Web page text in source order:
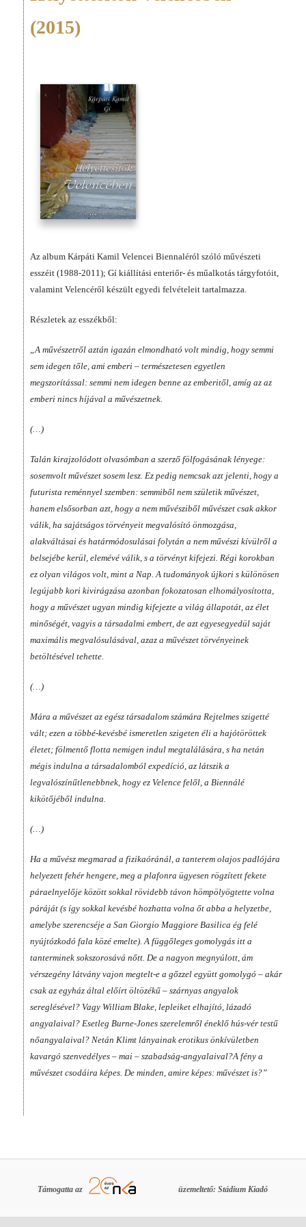
(2015)
Az album Kárpáti Kamil Velencei Biennaléról szóló művészeti
esszéit (1988-2011); Gí kiállítási enteriőr- és műalkotás tárgyfotóit,
valamint Velencéről készült egyedi felvételeit tartalmazza.
Részletek az esszékből:
„A művészetről aztán igazán elmondható volt mindig, hogy semmi
sem idegen tőle, ami emberi – természetesen egyetlen
megszorítással: semmi nem idegen benne az emberitől, amíg az az
emberi nincs híjával a művészetnek.
(…)
Talán kirajzolódott olvasómban a szerző fölfogásának lényege:
sosemvolt művészet sosem lesz. Ez pedig nemcsak azt jelenti, hogy a
futurista reménnyel szemben: semmiből nem születik művészet,
hanem elsősorban azt, hogy a nem művésziből művészet csak akkor
válik, ha sajátságos törvényeit megvalósító önmozgása,
alakváltásai és határmódosulásai folytán a nem művészi kívülről a
belsejébe kerül, elemévé válik, s a törvényt kifejezi. Régi korokban
ez olyan világos volt, mint a Nap. A tudományok újkori s különösen
legújabb kori kivirágzása azonban fokozatosan elhomályosította,
hogy a művészet ugyan mindig kifejezte a világ állapotát, az élet
minőségét, vagyis a társadalmi embert, de azt egyesegyedül saját
maximális megvalósulásával, azaz a művészet törvényeinek
betöltésével tehette.
(…)
Mára a művészet az egész társadalom számára Rejtelmes szigetté
vált; ezen a többé-kevésbé ismeretlen szigeten éli a hajótöröttek
életet; fölmentő flotta nemigen indul megtalálására, s ha netán
mégis indulna a társadalomból expedíció, az látszik a
legvalószínűtlenebbnek, hogy ez Velence felől, a Biennálé
kikötőjéből indulna.
(…)
Ha a művész megmarad a fizikaóránál, a tanterem olajos padlójára
helyezett fehér hengere, meg a plafonra ügyesen rögzített fekete
páraelnyelője között sokkal rövidebb távon hömpölyögtette volna
páráját (s így sokkal kevésbé hozhatta volna őt abba a helyzetbe,
amelybe szerencséje a San Giorgio Maggiore Basilica ég felé
nyújtózkodó fala közé emelte). A függőleges gomolygás itt a
tanterminek sokszorosává nőtt. De a nagyon megnyúlott, ám
vérszegény látvány vajon megtelt-e a gőzzel együtt gomolygó – akár
csak az egyház által előírt öltözékű – szárnyas angyalok
sereglésével? Vagy William Blake, lepleiket elhajító, lázadó
angyalaival? Esetleg Burne-Jones szerelemről éneklő hús-vér testű
nőangyalaival? Netán Klimt lányainak erotikus önkívületben
kavargó szenvedélyes – mai – szabadság-angyalaival?A fény a
művészet csodáira képes. De minden, amire képes: művészet is?”
Támogatta az üzemeltető: Stádium Kiadó